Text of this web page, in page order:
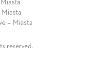
Miasta
– Miasta
reserved.